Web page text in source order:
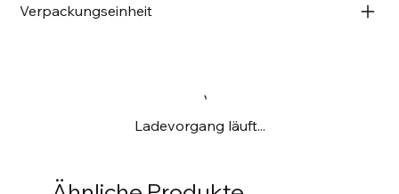
Verpackungseinheit
Ladevorgang läuft...